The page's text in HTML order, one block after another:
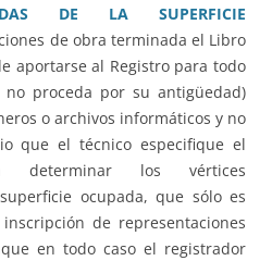
DE LA SUPERFICIE
de obra terminada el Libro
aportarse al Registro para todo
proceda por su antigüedad)
o archivos informáticos y no
que el técnico especifique el
determinar los vértices
ocupada, que sólo es
de representaciones
en todo caso el registrador